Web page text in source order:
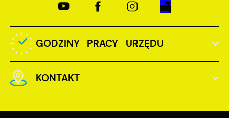
GODZINY PRACY URZĘDU
KONTAKT